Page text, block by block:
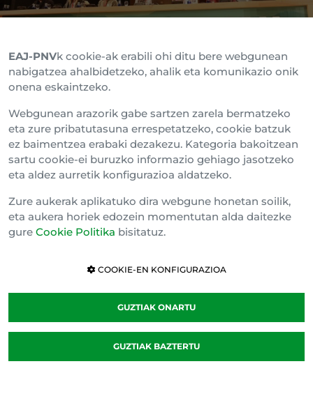
EAJ-PNVk cookie-ak erabili ohi ditu bere webgunean
nabigatzea ahalbidetzeko, ahalik eta komunikazio onik
onena eskaintzeko.
Webgunean arazorik gabe sartzen zarela bermatzeko
eta zure pribatutasuna errespetatzeko, cookie batzuk
ez baimentzea erabaki dezakezu. Kategoria bakoitzean
sartu cookie-ei buruzko informazio gehiago jasotzeko
eta aldez aurretik konfigurazioa aldatzeko.
Zure aukerak aplikatuko dira webgune honetan soilik,
eta aukera horiek edozein momentutan alda daitezke
gure Cookie Politika bisitatuz.
COOKIE-EN KONFIGURAZIOA
GUZTIAK ONARTU
GUZTIAK BAZTERTU